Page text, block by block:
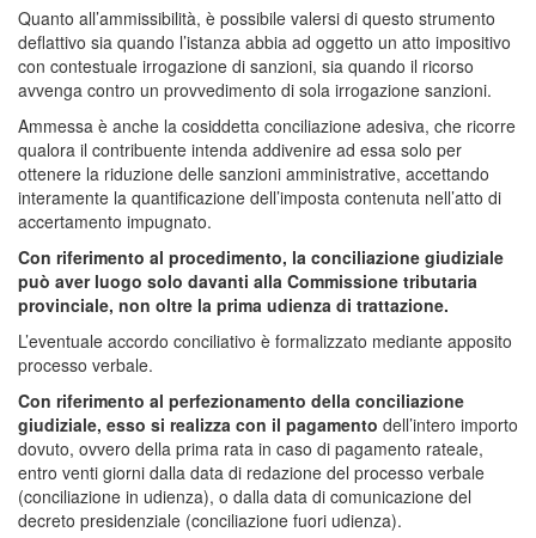
Quanto all’ammissibilità, è possibile valersi di questo strumento
deflattivo sia quando l’istanza abbia ad oggetto un atto impositivo
con contestuale irrogazione di sanzioni, sia quando il ricorso
avvenga contro un provvedimento di sola irrogazione sanzioni.
Ammessa è anche la cosiddetta conciliazione adesiva, che ricorre
qualora il contribuente intenda addivenire ad essa solo per
ottenere la riduzione delle sanzioni amministrative, accettando
interamente la quantificazione dell’imposta contenuta nell’atto di
accertamento impugnato.
Con riferimento al procedimento, la conciliazione giudiziale
può aver luogo solo davanti alla Commissione tributaria
provinciale, non oltre la prima udienza di trattazione.
L’eventuale accordo conciliativo è formalizzato mediante apposito
processo verbale.
Con riferimento al perfezionamento della conciliazione
giudiziale, esso si realizza con il pagamento dell’intero importo
dovuto, ovvero della prima rata in caso di pagamento rateale,
entro venti giorni dalla data di redazione del processo verbale
(conciliazione in udienza), o dalla data di comunicazione del
decreto presidenziale (conciliazione fuori udienza).